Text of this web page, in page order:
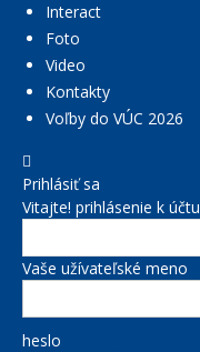
Interact
Foto
Video
Kontakty
Voľby do VÚC 2026
Prihlásiť sa
Vitajte! prihlásenie k účtu
Vaše užívateľské meno
heslo